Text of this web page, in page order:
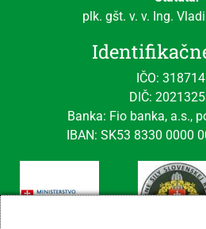
plk. gšt. v. v. Ing.
IČO:
DIČ:
Banka: Fio banka, a.s.,
IBAN: SK53 8330 0000